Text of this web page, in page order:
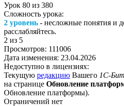
Урок 80 из 380
Сложность урока:
2 уровень - несложные понятия и
расслабляйтесь.
2 из 5
Просмотров: 111006
Дата изменения: 23.04.2026
Недоступно в лицензиях:
Текущую редакцию Вашего 1С-
на странице Обновление
Обновление платформы).
Ограничений нет